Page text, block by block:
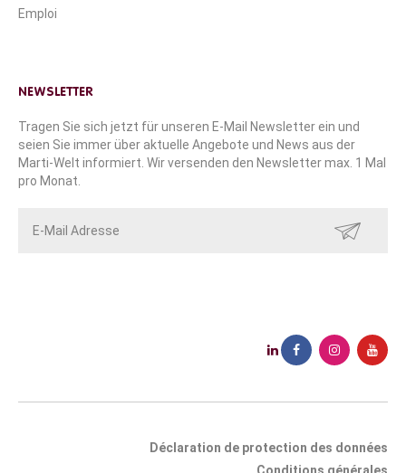
Emploi
NEWSLETTER
Tragen Sie sich jetzt für unseren E-Mail Newsletter ein und
seien Sie immer über aktuelle Angebote und News aus der
Marti-Welt informiert. Wir versenden den Newsletter max. 1 Mal
pro Monat.
SENDEN
Déclaration de protection des données